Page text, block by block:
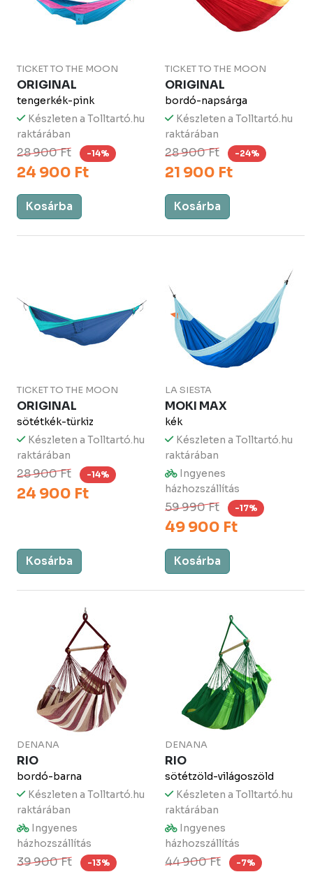
TICKET TO THE MOON
ORIGINAL
tengerkék-pink
Készleten a Tolltartó.hu
raktárában
28 900 Ft -14%
24 900 Ft
Kosárba
TICKET TO THE MOON
ORIGINAL
bordó-napsárga
Készleten a Tolltartó.hu
raktárában
28 900 Ft -24%
21 900 Ft
Kosárba
TICKET TO THE MOON
ORIGINAL
sötétkék-türkiz
Készleten a Tolltartó.hu
raktárában
28 900 Ft -14%
24 900 Ft
Kosárba
LA SIESTA
MOKI MAX
kék
Készleten a Tolltartó.hu
raktárában
Ingyenes
házhozszállítás
59 990 Ft -17%
49 900 Ft
Kosárba
DENANA
RIO
bordó-barna
Készleten a Tolltartó.hu
raktárában
Ingyenes
házhozszállítás
39 900 Ft -13%
DENANA
RIO
sötétzöld-világoszöld
Készleten a Tolltartó.hu
raktárában
Ingyenes
házhozszállítás
44 900 Ft -7%